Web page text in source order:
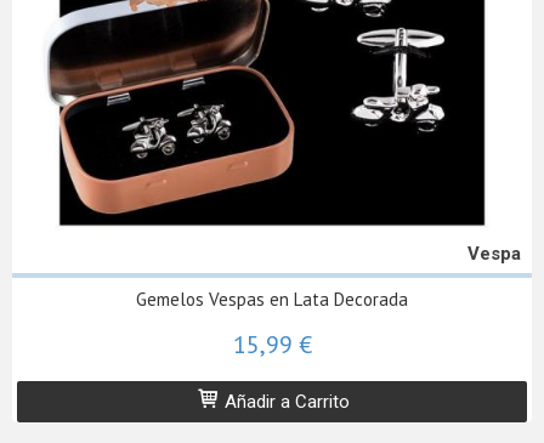
Vespa
Gemelos Vespas en Lata Decorada
15,99 €
Añadir a Carrito